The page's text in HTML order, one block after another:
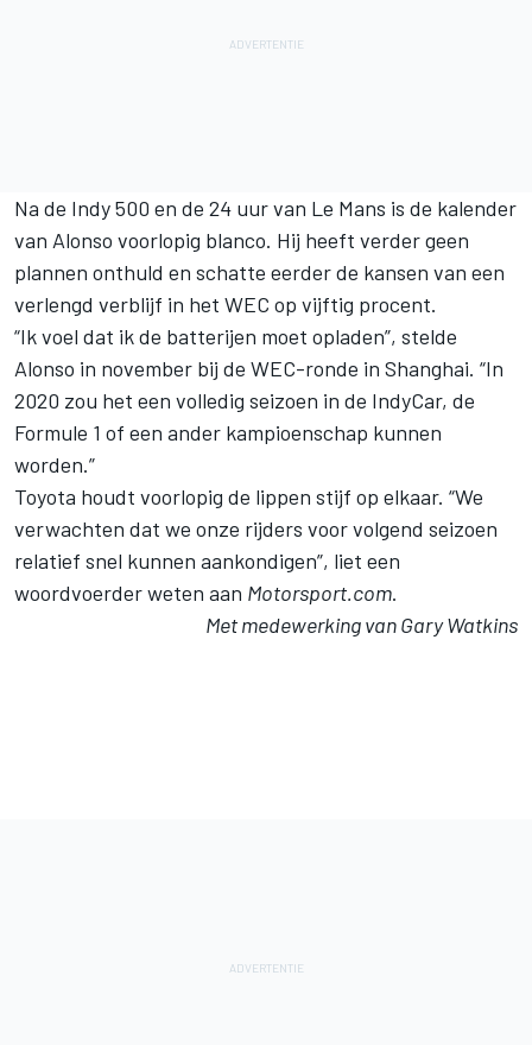
Na de Indy 500 en de 24 uur van Le Mans is de kalender
van Alonso voorlopig blanco. Hij heeft verder geen
plannen onthuld en schatte eerder de kansen van een
verlengd verblijf in het WEC op vijftig procent.
“Ik voel dat ik de batterijen moet opladen”, stelde
Alonso in november bij de WEC-ronde in Shanghai. “In
2020 zou het een volledig seizoen in de IndyCar, de
Formule 1 of een ander kampioenschap kunnen
worden.”
Toyota houdt voorlopig de lippen stijf op elkaar. “We
verwachten dat we onze rijders voor volgend seizoen
relatief snel kunnen aankondigen”, liet een
woordvoerder weten aan Motorsport.com.
Met medewerking van Gary Watkins